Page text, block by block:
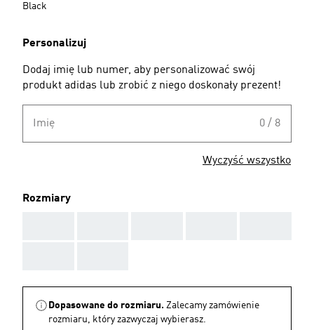
Black
Personalizuj
Dodaj imię lub numer, aby personalizować swój
produkt adidas lub zrobić z niego doskonały prezent!
Imię 0 / 8
Wyczyść wszystko
Rozmiary
Dopasowane do rozmiaru. Zalecamy zamówienie
rozmiaru, który zazwyczaj wybierasz.